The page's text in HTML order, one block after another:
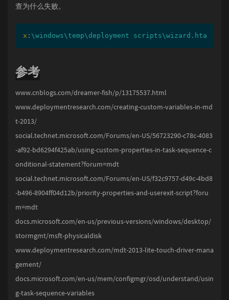
查为什么失败。
x : \windows\temp\deployment scripts\wizard.hta
参考
www.cnblogs.com/dreamer-fish/p/13175537.html
www.deploymentresearch.com/creating-custom-variables-in-md
t-2013/
social.technet.microsoft.com/Forums/en-US/56723290-c78c-4083
-af92-bd6294f425ab/using-custom-properties-in-task-sequence-c
onditional-statement?forum=mdt
social.technet.microsoft.com/Forums/en-US/f32c9757-d49c-4bd8
-b496-8904ff04d12b/priority-properties-and-userexit-script?foru
m=mdt
docs.microsoft.com/en-us/previous-versions/windows/desktop/
stormgmt/msft-physicaldisk
www.deploymentresearch.com/mdt-2013-lite-touch-driver-mana
gement/
docs.microsoft.com/en-us/mem/configmgr/osd/understand/usin
g-task-sequence-variables